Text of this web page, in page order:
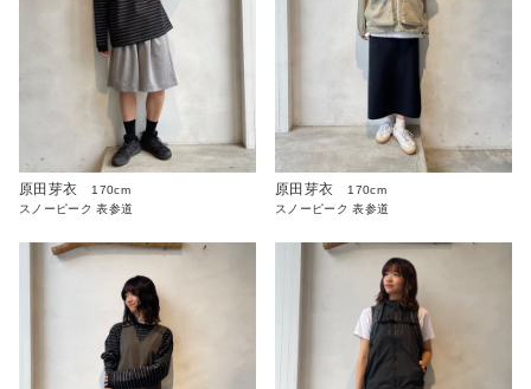
原田芽衣
170cm
スノーピーク 表参道
原田芽衣
170cm
スノーピーク 表参道